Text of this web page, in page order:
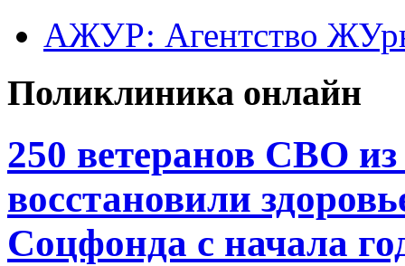
АЖУР: Агентство
Поликлиника онлайн
250 ветеранов СВО
восстановили
Соцфонда с начала